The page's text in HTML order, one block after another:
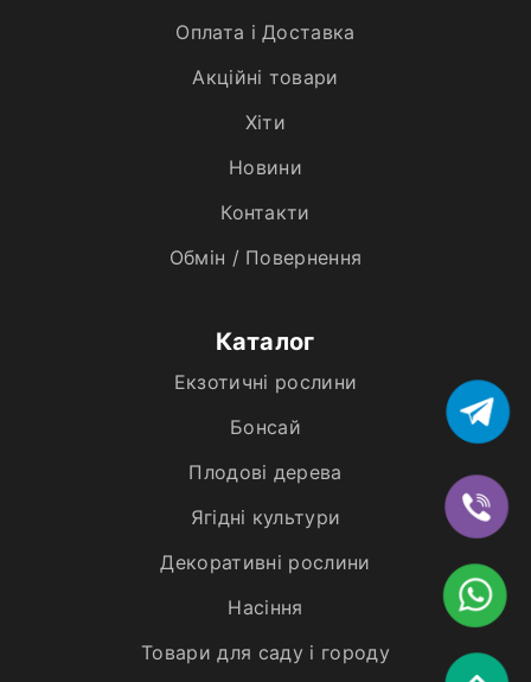
Оплата і Доставка
Акційні товари
Хiти
Новини
Контакти
Обмін / Повернення
Каталог
Екзотичні рослини
Бонсай
Плодові дерева
Ягідні культури
Декоративні рослини
Насіння
Товари для саду і городу